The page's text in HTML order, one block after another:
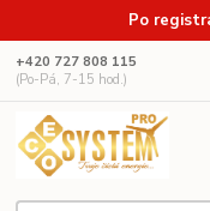
Po
+420 727 808 115
(Po-Pá, 7-15 hod.)